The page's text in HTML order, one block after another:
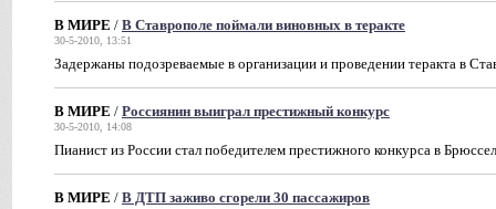
В МИРЕ / В Ставрополе поймали виновных в теракте
30-5-2010, 13:51
Задержаны подозреваемые в организации и проведении теракта в
В МИРЕ / Россиянин выиграл престижный конкурс
30-5-2010, 14:08
Пианист из России стал победителем престижного конкурса в
В МИРЕ / В ДТП заживо сгорели 30 пассажиров